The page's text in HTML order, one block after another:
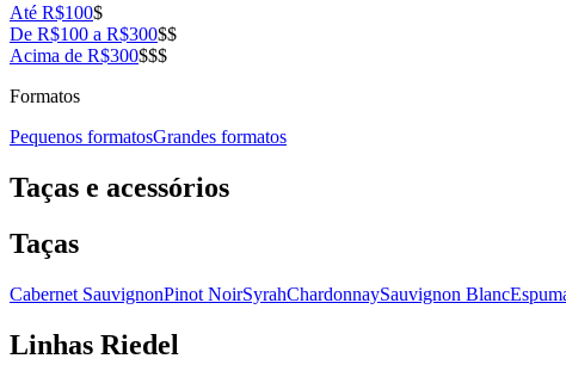
Até R$100$
De R$100 a R$300$$
Acima de R$300$$$
Formatos
Pequenos formatosGrandes formatos
Taças e acessórios
Taças
Cabernet SauvignonPinot NoirSyrahChardonnaySauvignon Blanc
Linhas Riedel